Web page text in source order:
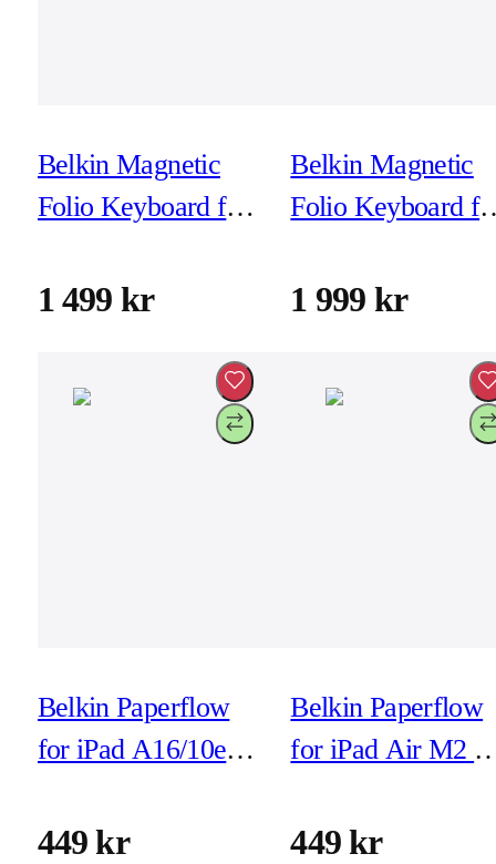
Belkin Magnetic
Folio Keyboard for
(M4)
1 499 kr
Belkin Magnetic
Folio Keyboard
(M4)
1 999 kr
Belkin Paperflow
for iPad A16/10e
montering)
449 kr
Belkin Paperflow
for iPad Air M2
montering)
449 kr